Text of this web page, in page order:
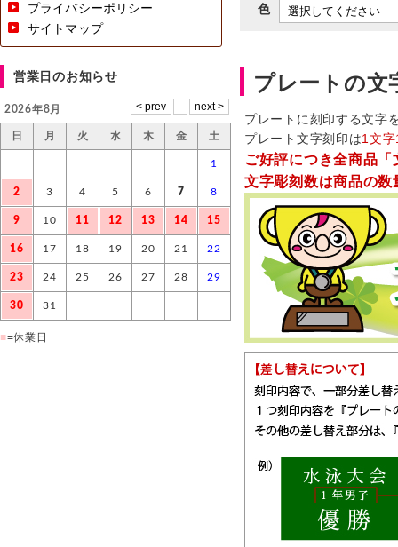
色
プレートの文
プレートに刻印する文字
プレート文字刻印は1文
ご好評につき全商品
文字彫刻数は商品の
プライバシーポリシー
サイトマップ
営業日のお知らせ
2026年8月
日 月 火 水 木 金 土
1
2 3 4 5 6 7 8
9 10 11 12 13 14 15
16 17 18 19 20 21 22
23 24 25 26 27 28 29
30 31
■=休業日